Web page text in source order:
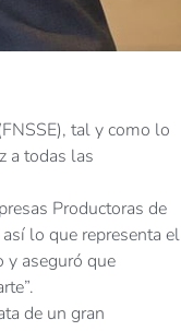
tal y como lo
a todas las
Productoras de
lo que representa el
y aseguró que
de un gran